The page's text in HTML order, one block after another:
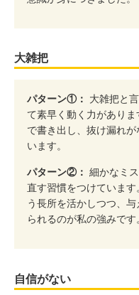
大雑把
パターン①：
大雑把と
て素早く動く力があり
で書き出し、抜け漏れ
います。
パターン②： 細かなミ
直す習慣をつけていま
う長所を活かしつつ、
られるのが私の強みです
自信がない